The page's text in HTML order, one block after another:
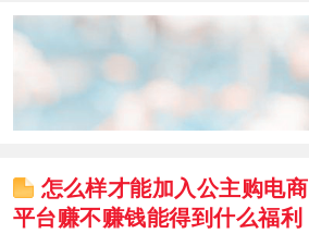
怎么样才能加入公主购电商
平台赚不赚钱能得到什么福利